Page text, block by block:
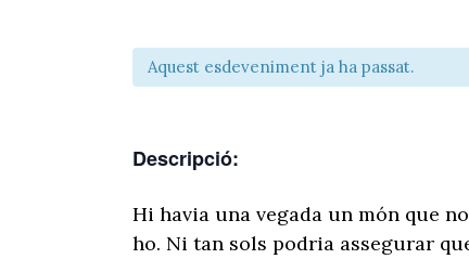
Aquest esdeveniment ja ha passat.
Descripció:
Hi havia una vegada un món que
ho. Ni tan sols podria assegurar